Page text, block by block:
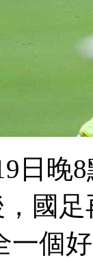
晚8
，
一個好